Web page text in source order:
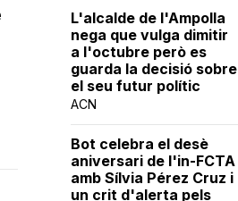
L'alcalde de l'Ampolla
nega que vulga dimitir
a l'octubre però es
guarda la decisió sobre
el seu futur polític
ACN
Bot celebra el desè
aniversari de l'in-FCTA
amb Sílvia Pérez Cruz i
un crit d'alerta pels